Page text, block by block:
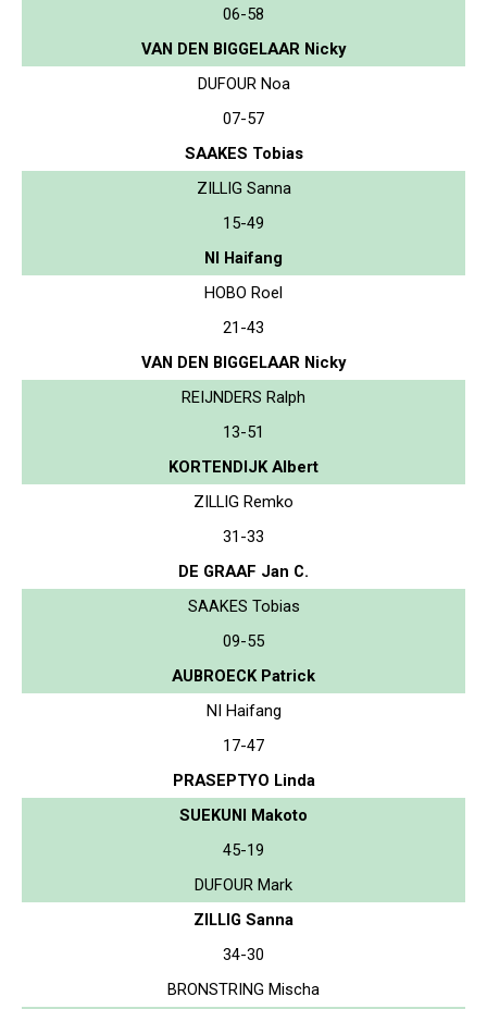
06-58
VAN DEN BIGGELAAR Nicky
DUFOUR Noa
07-57
SAAKES Tobias
ZILLIG Sanna
15-49
NI Haifang
HOBO Roel
21-43
VAN DEN BIGGELAAR Nicky
REIJNDERS Ralph
13-51
KORTENDIJK Albert
ZILLIG Remko
31-33
DE GRAAF Jan C.
SAAKES Tobias
09-55
AUBROECK Patrick
NI Haifang
17-47
PRASEPTYO Linda
SUEKUNI Makoto
45-19
DUFOUR Mark
ZILLIG Sanna
34-30
BRONSTRING Mischa